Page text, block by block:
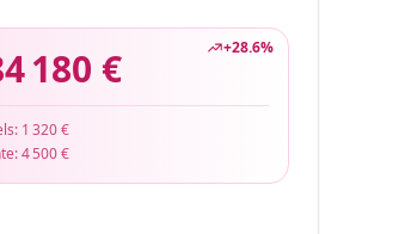
+28.6%
180 €
1 320 €
4 500 €